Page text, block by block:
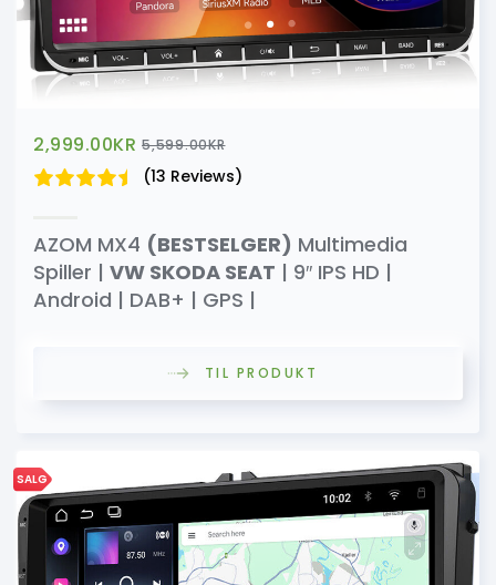
2,999.00KR 5,599.00KR
(13 Reviews)
AZOM MX4 (BESTSELGER) Multimedia
Spiller | VW SKODA SEAT | 9″ IPS HD |
Android | DAB+ | GPS |
TIL PRODUKT
SALG